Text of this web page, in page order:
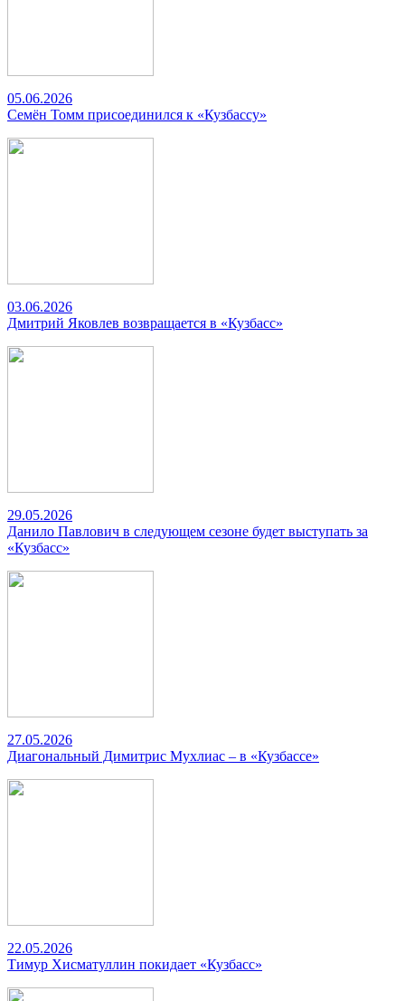
05.06.2026
Семён Томм присоединился к «Кузбассу»
03.06.2026
Дмитрий Яковлев возвращается в «Кузбасс»
29.05.2026
Данило Павлович в следующем сезоне будет выступать за
«Кузбасс»
27.05.2026
Диагональный Димитрис Мухлиас – в «Кузбассе»
22.05.2026
Тимур Хисматуллин покидает «Кузбасс»